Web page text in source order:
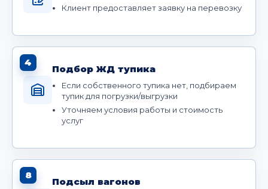
Клиент предоставляет заявку на перевозку
4
Подбор ЖД тупика
Если собственного тупика нет, подбираем
тупик для погрузки/выгрузки
Уточняем условия работы и стоимость
услуг
8
Подсыл вагонов